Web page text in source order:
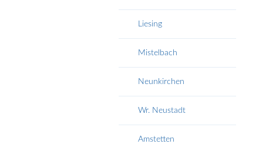
Liesing
Mistelbach
Neunkirchen
Wr. Neustadt
Amstetten